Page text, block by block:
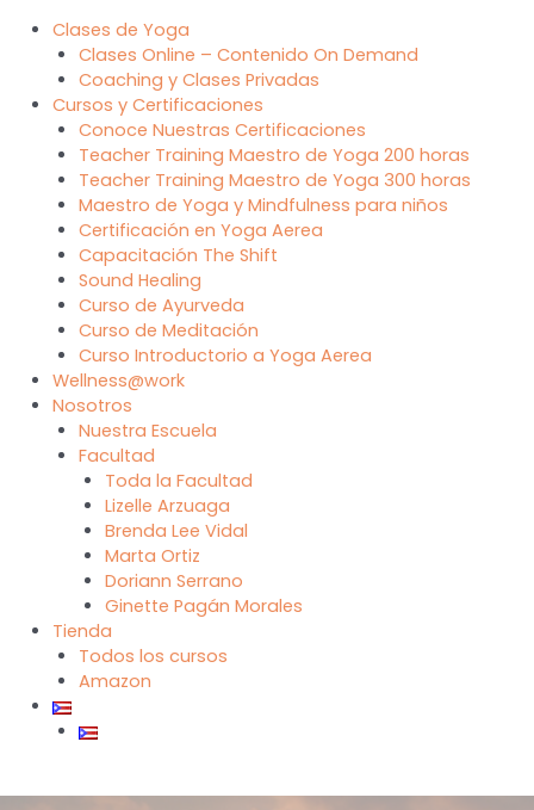
Clases de Yoga
Clases Online – Contenido On Demand
Coaching y Clases Privadas
Cursos y Certificaciones
Conoce Nuestras Certificaciones
Teacher Training Maestro de Yoga 200 horas
Teacher Training Maestro de Yoga 300 horas
Maestro de Yoga y Mindfulness para niños
Certificación en Yoga Aerea
Capacitación The Shift
Sound Healing
Curso de Ayurveda
Curso de Meditación
Curso Introductorio a Yoga Aerea
Wellness@work
Nosotros
Nuestra Escuela
Facultad
Toda la Facultad
Lizelle Arzuaga
Brenda Lee Vidal
Marta Ortiz
Doriann Serrano
Ginette Pagán Morales
Tienda
Todos los cursos
Amazon